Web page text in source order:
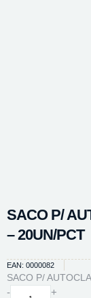
SACO P/
– 20UN/PCT
EAN: 0000082
SACO P/
-
SACO
+